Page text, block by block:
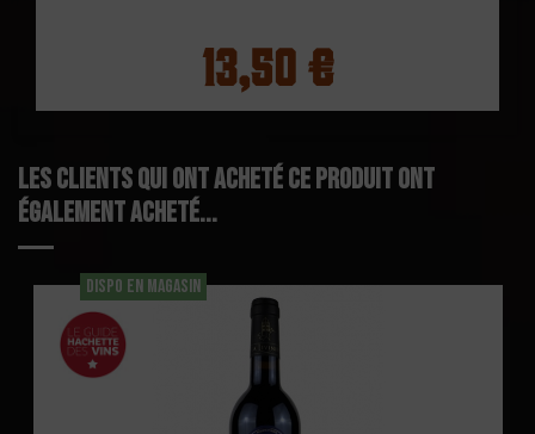
13,50 €
Les clients qui ont acheté ce produit ont
également acheté...
DISPO EN MAGASIN